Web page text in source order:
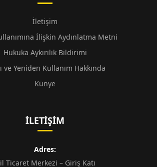
İletişim
İlişkin Aydınlatma Metni
Hukuka Aykırılık Bildirimi
ve Yeniden Kullanım Hakkında
Künye
İLETIŞIM
Adres:
Ticaret Merkezi – Giriş Katı